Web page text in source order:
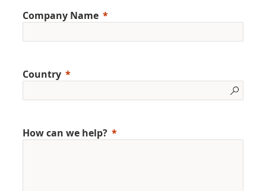
Company Name
Country
How can we help?